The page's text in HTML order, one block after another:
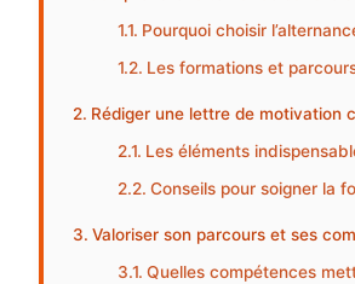
Pourquoi choisir
Les formations et
Rédiger une lettre de motivation
Les éléments
Conseils pour soigner la
Valoriser son parcours et ses
Quelles compétences